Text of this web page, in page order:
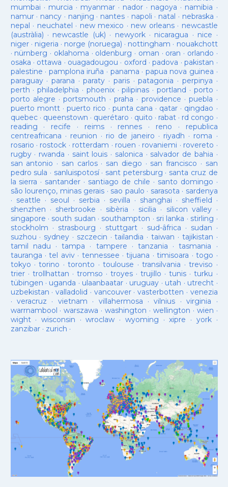
mumbai · murcia · myanmar· nador · nagoya · namibia ·
namur· nancy · nanjing · nantes · napoli · natal · nebraska ·
nepal · neuchatel · new mexico · new orleans· newcastle
(austràlia) · newcastle (uk) · newyork· nicaragua · nice ·
niger· nigeria · norge (noruega) · nottingham · nouakchott
· nürnberg · oklahoma · oldenburg · oman · oran · orlando ·
osaka · ottawa · ouagadougou · oxford ·padova ·pakistan ·
palestine · pamplona iruña · panama · papua nova guinea ·
paraguay· parana ·paraty · paris·patagonia · perpinya ·
perth ·philadelphia · phoenix·pilipinas ·portland · porto ·
porto alegre ·portsmouth ·praha · providence ·puebla ·
puerto montt· puerto rico ·punta cana · qatar · qingdao ·
quebec· queenstown · querétaro · quito · rabat · rd congo ·
reading · recife · reims· rennes · reno · republica
centreafricana · reunion · rio de janeiro · riyadh · roma ·
rosario · rostock · rotterdam · rouen · rovaniemi · rovereto ·
rugby· rwanda · saint louis · salonica · salvador de bahia ·
san antonio · san carlos· san diego · san francisco · san
pedro sula · sanluispotosí· sant petersburg · santa cruz de
la sierra · santander · santiago de chile · santo domingo ·
são lourenço, minas gerais · sao paulo · sarasota · sardenya
· seattle · seoul · serbia · sevilla · shanghai · sheffield ·
shenzhen · sherbrooke · sibèria · sicilia · silicon valley ·
singapore · south sudan · southampton · sri lanka · stirling ·
stockholm · strasbourg · stuttgart· sud-âfrica · sudan ·
suzhou · sydney · szczecin ·tailandia ·taiwan · tajikistan ·
tamil nadu ·tampa · tampere · tanzania ·tasmania ·
tauranga ·tel aviv· tennessee ·tijuana ·timisoara ·togo ·
tokyo ·torino ·toronto ·toulouse ·transilvania ·treviso ·
trier· trollhattan · tromso · troyes·trujillo ·tunis ·turku ·
tübingen · uganda · ulaanbaatar · uruguay · utah · utrecht ·
uzbekistan · valladolid · vancouver· vasterbotten · venezia
· veracruz · vietnam · villahermosa ·vilnius ·virginia ·
warrnambool ·warszawa ·washington · wellington · wien ·
wight· wisconsin ·wroclaw · wyoming ·xipre · york·
zanzibar· zurich ·